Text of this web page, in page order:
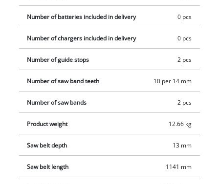
Number of batteries included in delivery 0 pcs
Number of chargers included in delivery 0 pcs
Number of guide stops 2 pcs
Number of saw band teeth 10 per 14 mm
Number of saw bands 2 pcs
Product weight 12.66 kg
Saw belt depth 13 mm
Saw belt length 1141 mm